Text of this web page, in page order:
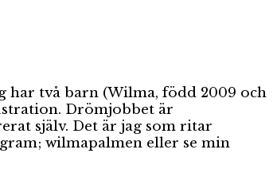
har två barn (Wilma, född 2009 och
Drömjobbet är
själv. Det är jag som ritar
wilmapalmen eller se min